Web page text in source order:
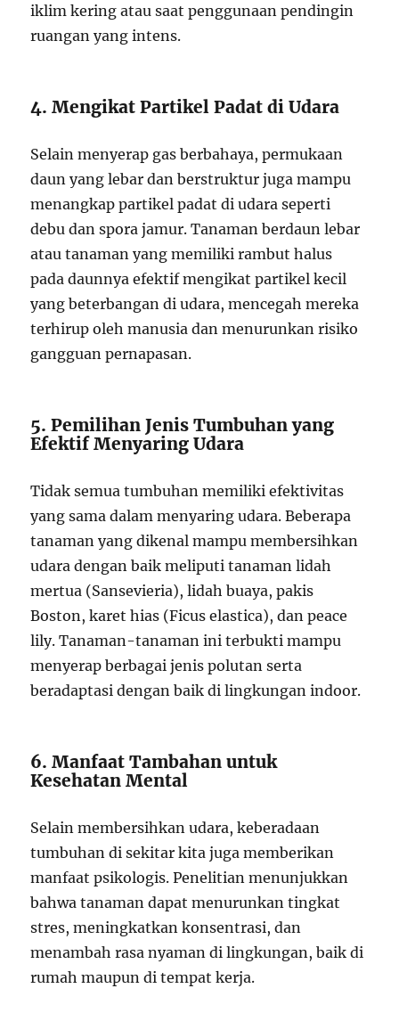
iklim kering atau saat penggunaan pendingin
ruangan yang intens.
4. Mengikat Partikel Padat di Udara
Selain menyerap gas berbahaya, permukaan
daun yang lebar dan berstruktur juga mampu
menangkap partikel padat di udara seperti
debu dan spora jamur. Tanaman berdaun lebar
atau tanaman yang memiliki rambut halus
pada daunnya efektif mengikat partikel kecil
yang beterbangan di udara, mencegah mereka
terhirup oleh manusia dan menurunkan risiko
gangguan pernapasan.
5. Pemilihan Jenis Tumbuhan yang
Efektif Menyaring Udara
Tidak semua tumbuhan memiliki efektivitas
yang sama dalam menyaring udara. Beberapa
tanaman yang dikenal mampu membersihkan
udara dengan baik meliputi tanaman lidah
mertua (Sansevieria), lidah buaya, pakis
Boston, karet hias (Ficus elastica), dan peace
lily. Tanaman-tanaman ini terbukti mampu
menyerap berbagai jenis polutan serta
beradaptasi dengan baik di lingkungan indoor.
6. Manfaat Tambahan untuk
Kesehatan Mental
Selain membersihkan udara, keberadaan
tumbuhan di sekitar kita juga memberikan
manfaat psikologis. Penelitian menunjukkan
bahwa tanaman dapat menurunkan tingkat
stres, meningkatkan konsentrasi, dan
menambah rasa nyaman di lingkungan, baik di
rumah maupun di tempat kerja.